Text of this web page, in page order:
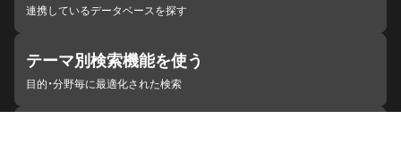
連携しているデータベースを探す
テーマ別検索機能を使う
目的・分野毎に最適化された検索